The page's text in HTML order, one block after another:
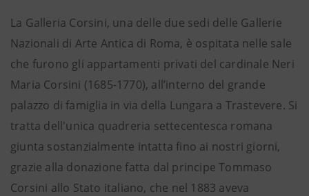
La Galleria Corsini, una delle due sedi delle Gallerie
Nazionali di Arte Antica di Roma, è ospitata nelle sale
che furono gli appartamenti privati del cardinale Neri
Maria Corsini (1685-1770), all’interno del grande
palazzo di famiglia in via della Lungara a Trastevere. Si
tratta dell'unica quadreria settecentesca romana
giunta sostanzialmente intatta fino ai nostri giorni,
grazie alla donazione fatta dal principe Tommaso
Corsini allo Stato italiano, che nel 1883 aveva